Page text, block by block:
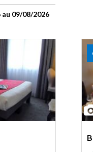
au 09/08/2026